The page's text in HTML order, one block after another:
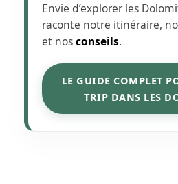
Envie d’explorer les
raconte notre itinéraire,
et nosconseils.
LE GUIDE COMPLET
TRIP DANS LES